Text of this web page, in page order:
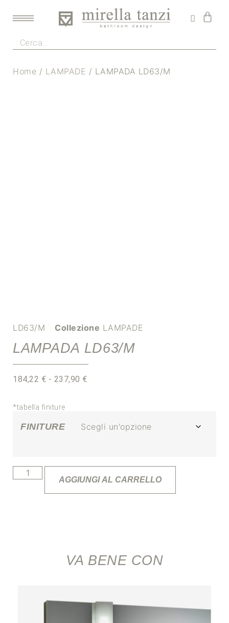
Home / LAMPADE / LAMPADA LD63/M
LD63/M Collezione LAMPADE
LAMPADA LD63/M
184,22 € - 237,90 €
*tabella finiture
FINITURE
AGGIUNGI AL CARRELLO
VA BENE CON